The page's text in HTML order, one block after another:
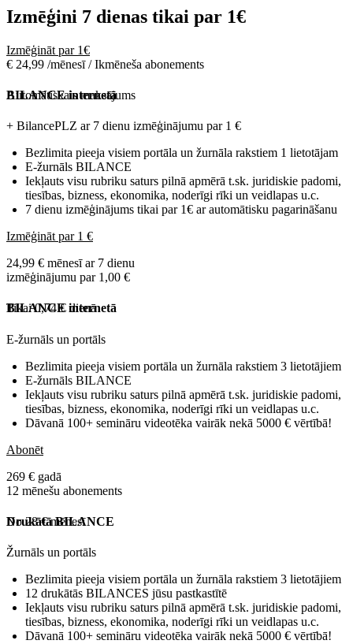
Izmēģini 7 dienas tikai par 1€
Izmēģināt par 1€
€ 24,99 /mēnesī / Ikmēneša abonements
Automātiskais maksājums
BILANCE internetā
+ BilancePLZ ar 7 dienu izmēģinājumu par 1 €
Bezlimita pieeja visiem portāla un žurnāla rakstiem 1 lietotājam
E-žurnāls BILANCE
Iekļauts visu rubriku saturs pilnā apmērā t.sk. juridiskie padomi,
tiesības, bizness, ekonomika, noderīgi rīki un veidlapas u.c.
7 dienu izmēģinājums tikai par 1€ ar automātisku pagarināšanu
Izmēģināt par 1 €
24,99 € mēnesī ar 7 dienu
izmēģinājumu par 1,00 €
Tikai 0,74 € dienā
BILANCE internetā
E-žurnāls un portāls
Bezlimita pieeja visiem portāla un žurnāla rakstiem 3 lietotājiem
E-žurnāls BILANCE
Iekļauts visu rubriku saturs pilnā apmērā t.sk. juridiskie padomi,
tiesības, bizness, ekonomika, noderīgi rīki un veidlapas u.c.
Dāvanā 100+ semināru videotēka vairāk nekā 5000 € vērtībā!
Abonēt
269 € gadā
12 mēnešu abonements
No 28 € mēnesī
Drukātā BILANCE
Žurnāls un portāls
Bezlimita pieeja visiem portāla un žurnāla rakstiem 3 lietotājiem
12 drukātās BILANCES jūsu pastkastītē
Iekļauts visu rubriku saturs pilnā apmērā t.sk. juridiskie padomi,
tiesības, bizness, ekonomika, noderīgi rīki un veidlapas u.c.
Dāvanā 100+ semināru videotēka vairāk nekā 5000 € vērtībā!